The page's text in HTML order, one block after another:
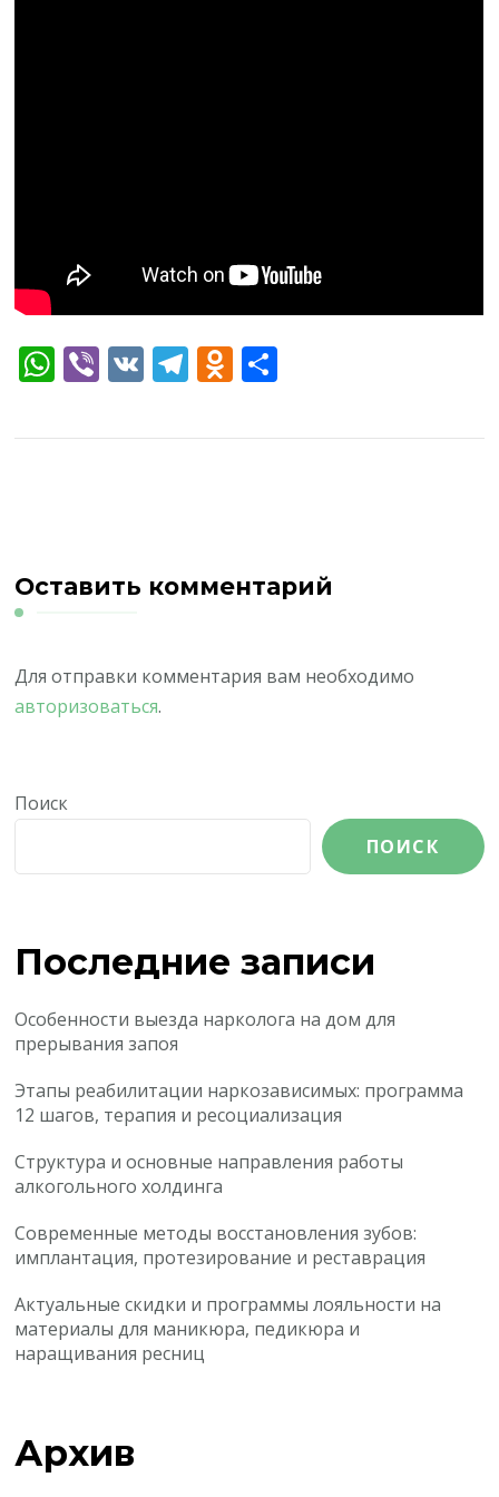
WhatsApp
Viber
VKTelegram
Odnoklassniki
Оставить комментарий
Для отправки комментария вам необходимо
авторизоваться.
Поиск
ПОИСК
Последние записи
Особенности выезда нарколога на дом для
прерывания запоя
Этапы реабилитации наркозависимых: программа
12 шагов, терапия и ресоциализация
Структура и основные направления работы
алкогольного холдинга
Современные методы восстановления зубов:
имплантация, протезирование и реставрация
Актуальные скидки и программы лояльности на
материалы для маникюра, педикюра и
наращивания ресниц
Архив